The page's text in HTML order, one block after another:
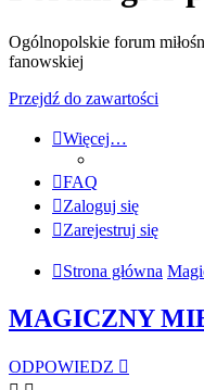
Ogólnopolskie forum
fanowskiej
Przejdź do zawartości
Więcej…
FAQ
Zaloguj się
Zarejestruj się
Strona główna
MAGICZNY
ODPOWIEDZ